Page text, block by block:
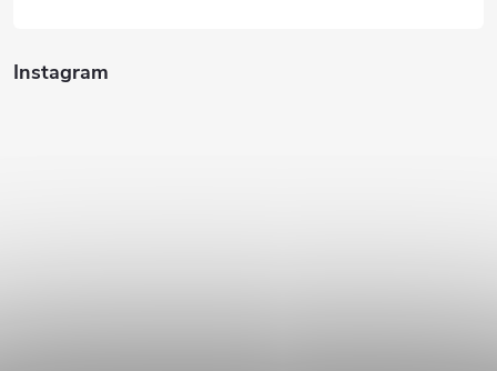
Instagram